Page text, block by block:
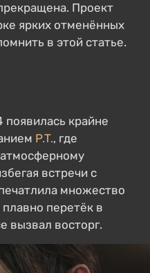
Проект
ярких отменённых
в этой статье.
появилась крайне
P.T., где
встречи с
множество
перетёк в
вызвал восторг.